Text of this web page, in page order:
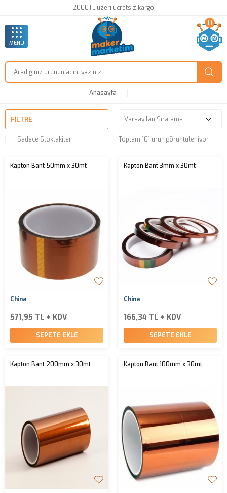
2000TL üzeri ücretsiz kargo
MENÜ
0
Anasayfa
FILTRE
Sadece Stoktakiler Toplam 101 ürün görüntüleniyor.
Kapton Bant 50mm x 30mt
China
571,95 TL + KDV
SEPETE EKLE
Kapton Bant 3mm x 30mt
China
166,34 TL + KDV
SEPETE EKLE
Kapton Bant 200mm x 30mt Kapton Bant 100mm x 30mt